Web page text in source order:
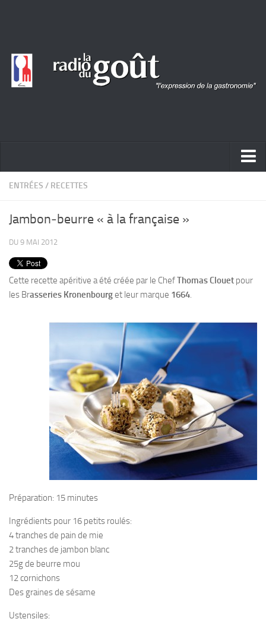
ACTUALITÉ
PRODUITS
RECETTES
ENTRÉES / RECETTES
Jambon‐beurre « à la française »
DU 9 MAI 2012
Cette recette apéritive a été créée par le ChefThomas Clouet pour
les Brasseries Kronenbourget leur marque 1664.
Préparation: 15 minutes
Ingrédients pour 16 petits roulés:
4 tranches de pain de mie
2 tranches de jambon blanc
25g de beurre mou
12 cornichons
Des graines de sésame
Ustensiles: